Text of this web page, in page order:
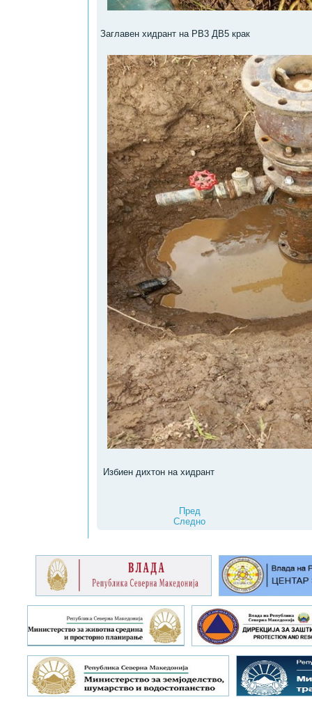
Заглавен хидрант на РВ3 ДВ5 крак
Избиен дихтон на хидрант
Пред
Следно